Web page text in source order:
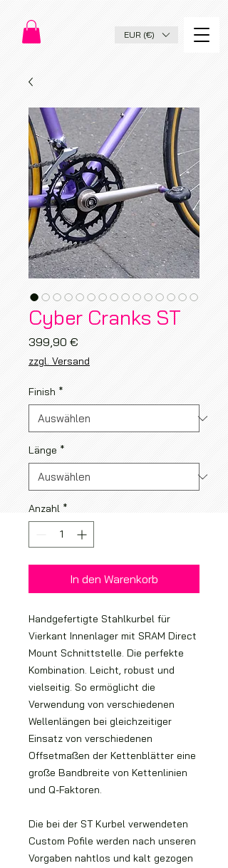
EUR (€)
Cyber Cranks ST
399,90 € Preis
zzgl. Versand
Finish *
Länge *
Anzahl *
In den Warenkorb
Handgefertigte Stahlkurbel für
Vierkant Innenlager mit SRAM Direct
Mount Schnittstelle. Die perfekte
Kombination. Leicht, robust und
vielseitig. So ermöglicht die
Verwendung von verschiedenen
Wellenlängen bei gleichzeitiger
Einsatz von verschiedenen
Offsetmaßen der Kettenblätter eine
große Bandbreite von Kettenlinien
und Q-Faktoren.
Die bei der ST Kurbel verwendeten
Custom Pofile werden nach unseren
Vorgaben nahtlos und kalt gezogen